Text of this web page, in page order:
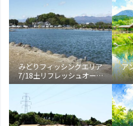
みどりフィッシングエリア
7/18土リフレッシュオープ
ン！【大田原市】
ア